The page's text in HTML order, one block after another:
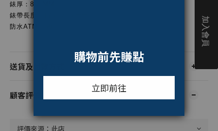
錶厚：8.2 MM
錶帶長度：175 +/- 5 mm
防水ATM：50
送貨及付款方式
顧客評價